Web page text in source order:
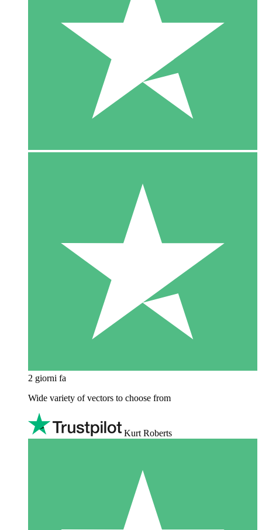
2 giorni fa
Wide variety of vectors to choose from
Kurt Roberts